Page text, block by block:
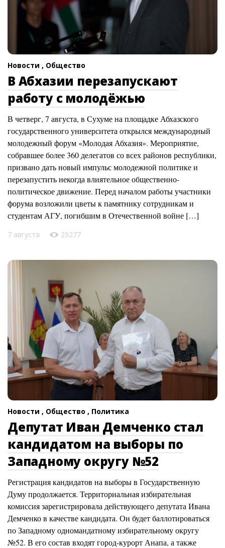
Новости , Общество
В Абхазии перезапускают
работу с молодёжью
В четверг, 7 августа, в Сухуме на площадке Абхазского
государственного университета открылся международный
молодежный форум «Молодая Абхазия». Мероприятие,
собравшее более 360 делегатов со всех районов республики,
призвано дать новый импульс молодежной политике и
перезапустить некогда влиятельное общественно-
политическое движение. Перед началом работы участники
форума возложили цветы к памятнику сотрудникам и
студентам АГУ, погибшим в Отечественной войне […]
7 августа 29277
Новости , Общество , Политика
Депутат Иван Демченко стал
кандидатом на выборы по
Западному округу №52
Регистрация кандидатов на выборы в Государственную
Думу продолжается. Территориальная избирательная
комиссия зарегистрировала действующего депутата Ивана
Демченко в качестве кандидата. Он будет баллотироваться
по Западному одномандатному избирательному округу
№52. В его состав входят город-курорт Анапа, а также